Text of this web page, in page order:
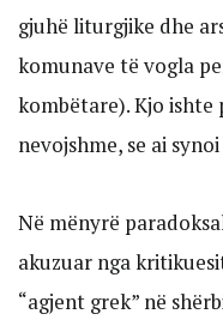
gjuhë liturgjike dhe
komunave të vogla
kombëtare). Kjo ishte
nevojshme, se ai
Në mënyrë
akuzuar nga
“agjent grek” në